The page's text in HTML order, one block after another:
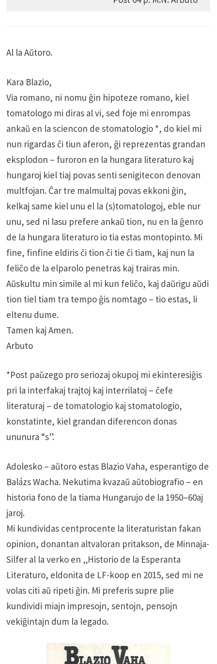
Al la Aŭtoro.
Kara Blazio,
Via romano, ni nomu ĝin hipoteze romano, kiel
tomatologo mi diras al vi, sed foje mi enrompas
ankaŭ en la sciencon de stomatologio *, do kiel mi
nun rigardas ĉi tiun aferon, ĝi reprezentas grandan
eksplodon – furoron en la hungara literaturo kaj
hungaroj kiel tiaj povas senti senigitecon denovan
multfojan. Ĉar tre malmultaj povas ekkoni ĝin,
kelkaj same kiel unu el la (s)tomatologoj, eble nur
unu, sed ni lasu prefere ankaŭ tion, nu en la ĝenro
de la hungara literaturo io tia estas montopinto. Mi
fine, finfine eldiris ĉi tion ĉi tie ĉi tiam, kaj nun la
feliĉo de la elparolo penetras kaj trairas min.
Aŭskultu min simile al mi kun feliĉo, kaj daŭrigu aŭdi
tion tiel tiam tra tempo ĝis nomtago – tio estas, li
eltenu dume.
Tamen kaj Amen.
Arbuto
*Post paŭzego pro seriozaj okupoj mi ekinteresiĝis
pri la interfakaj trajtoj kaj interrilatoj – ĉefe
literaturaj – de tomatologio kaj stomatologio,
konstatinte, kiel grandan diferencon donas
ununura “s”.
Adolesko – aŭtoro estas Blazio Vaha, esperantigo de
Balázs Wacha. Nekutima kvazaŭ aŭtobiografio – en
historia fono de la tiama Hungarujo de la 1950–60aj
jaroj.
Mi kundividas centprocente la literaturistan fakan
opinion, donantan altvaloran pritakson, de Minnaja-
Silfer al la verko en „Historio de la Esperanta
Literaturo, eldonita de LF-koop en 2015, sed mi ne
volas citi aŭ ripeti ĝin. Mi preferis supre plie
kundividi miajn impresojn, sentojn, pensojn
vekiĝintajn dum la legado.